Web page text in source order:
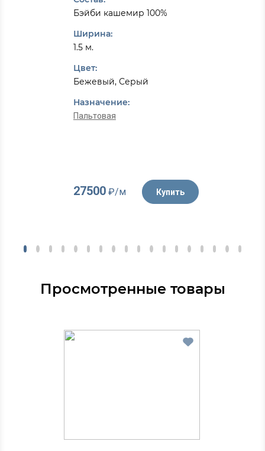
Бэйби кашемир 100%
Ширина:
1.5 м.
Цвет:
Бежевый, Серый
Назначение:
Пальтовая
27500₽/м Купить
Просмотренные товары